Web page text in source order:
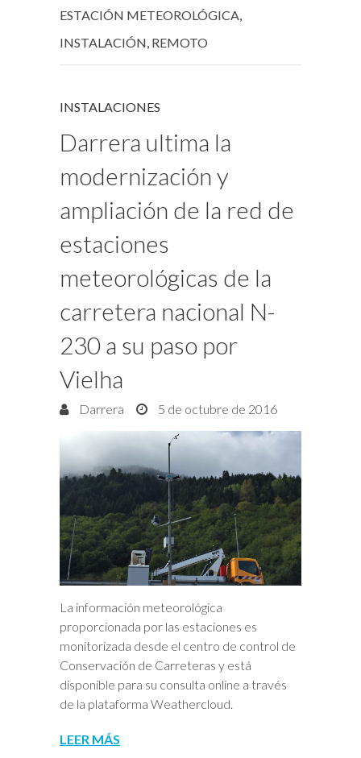
ESTACIÓN METEOROLÓGICA,
INSTALACIÓN, REMOTO
INSTALACIONES
Darrera ultima la
modernización y
ampliación de la red de
estaciones
meteorológicas de la
carretera nacional N-
230 a su paso por
Vielha
Darrera 5 de octubre de 2016
La información meteorológica
proporcionada por las estaciones es
monitorizada desde el centro de control de
Conservación de Carreteras y está
disponible para su consulta online a través
de la plataforma Weathercloud.
LEER MÁS